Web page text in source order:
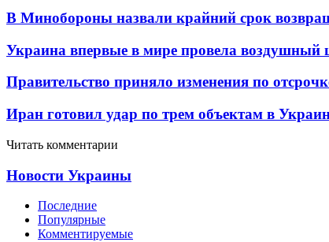
В Минобороны назвали крайний срок
Украина впервые в мире провела воздушный
Правительство приняло изменения по
Иран готовил удар по трем объектам в
Читать комментарии
Новости Украины
Последние
Популярные
Комментируемые